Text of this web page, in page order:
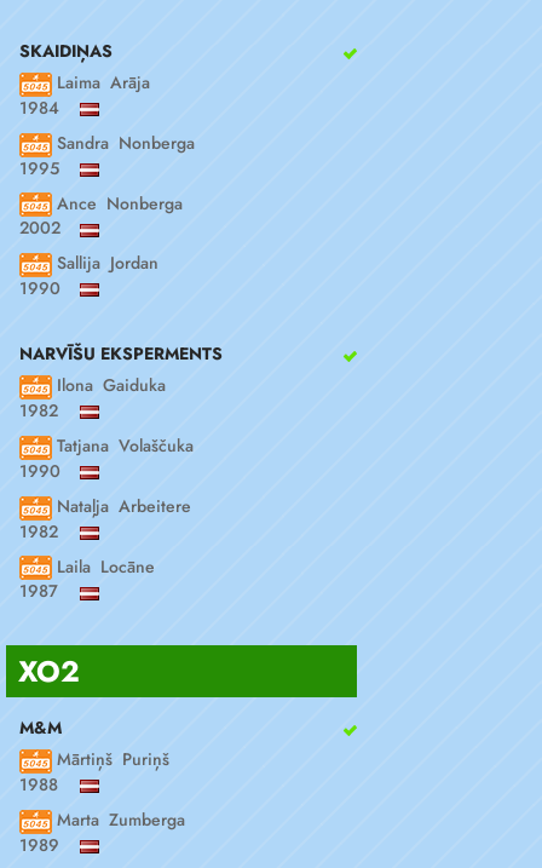
SKAIDIŅAS
Laima Arāja
1984
Sandra Nonberga
1995
Ance Nonberga
2002
Sallija Jordan
1990
NARVĪŠU EKSPERMENTS
Ilona Gaiduka
1982
Tatjana Volaščuka
1990
Nataļja Arbeitere
1982
Laila Locāne
1987
XO2
M&M
Mārtiņš Puriņš
1988
Marta Zumberga
1989